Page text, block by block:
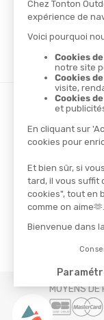
MOYENS DE